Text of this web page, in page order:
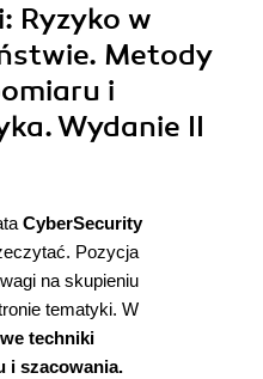
: Ryzyko w
Metody
i
Wydanie II
CyberSecurity
Pozycja
na skupieniu
tematyki. W
techniki
i szacowania.